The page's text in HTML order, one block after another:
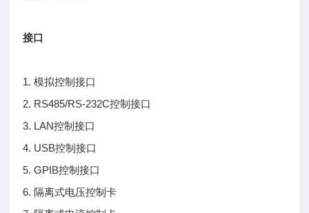
接口
1. 模拟控制接口
2. RS485/RS-232C控制接口
3. LAN控制接口
4. USB控制接口
5. GPIB控制接口
6. 隔离式电压控制卡